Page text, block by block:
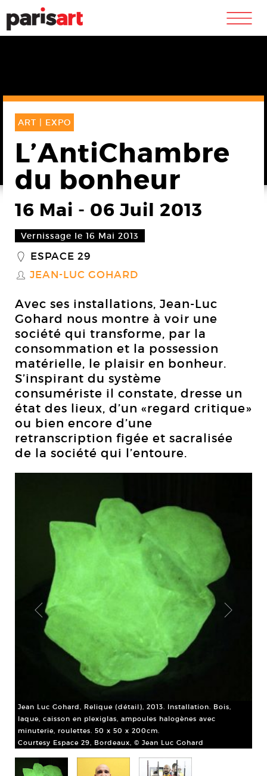
m
ART | EXPO
L’AntiChambre
du bonheur
16 Mai - 06 Juil 2013
Vernissage le 16 Mai 2013
_ ESPACE 29
S JEAN-LUC GOHARD
Avec ses installations, Jean-Luc
Gohard nous montre à voir une
société qui transforme, par la
consommation et la possession
matérielle, le plaisir en bonheur.
S’inspirant du système
consumériste il constate, dresse un
état des lieux, d’un «regard critique»
ou bien encore d’une
retranscription figée et sacralisée
de la société qui l’entoure.
Jean Luc Gohard, Relique (détail), 2013. Installation. Bois,
laque, caisson en plexiglas, ampoules halogènes avec
minuterie, roulettes. 50 x 50 x 200cm.
Courtesy Espace 29, Bordeaux, © Jean Luc Gohard